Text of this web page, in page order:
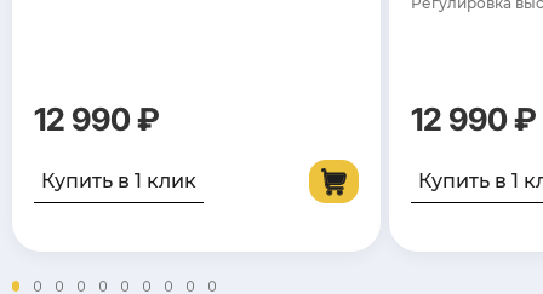
12 990 ₽
Купить в 1 клик
12 990 ₽
Купить в 1